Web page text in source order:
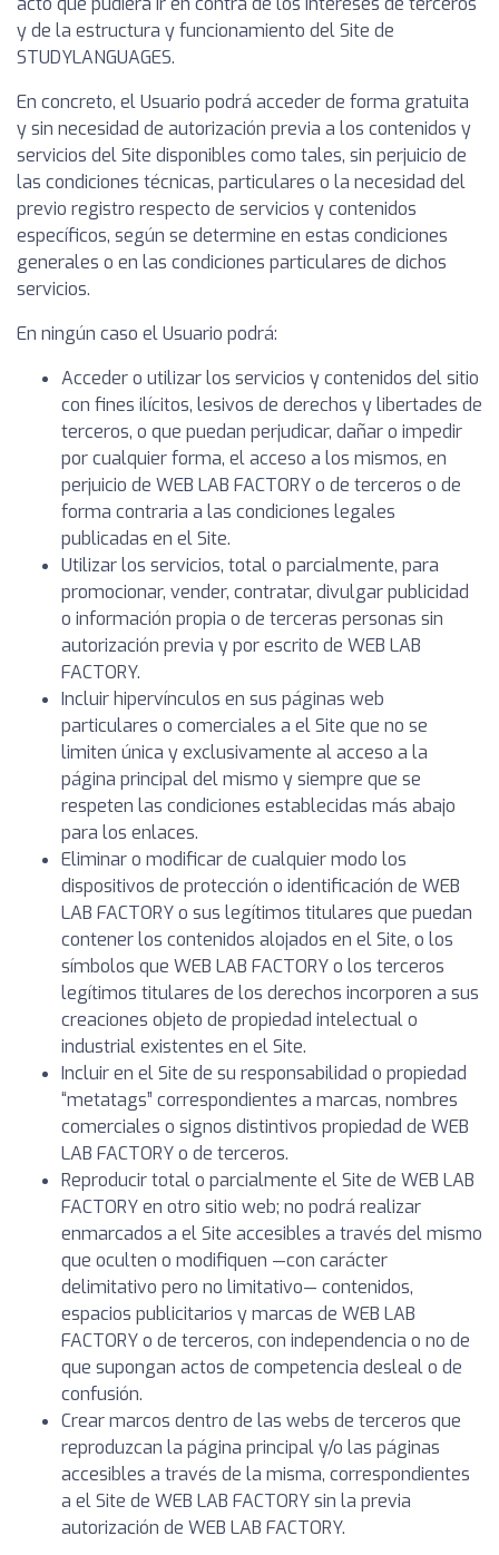
y de la estructura y funcionamiento del Site de
STUDYLANGUAGES.
En concreto, el Usuario podrá acceder de forma gratuita
y sin necesidad de autorización previa a los contenidos y
servicios del Site disponibles como tales, sin perjuicio de
las condiciones técnicas, particulares o la necesidad del
previo registro respecto de servicios y contenidos
específicos, según se determine en estas condiciones
generales o en las condiciones particulares de dichos
servicios.
En ningún caso el Usuario podrá:
Acceder o utilizar los servicios y contenidos del sitio
con fines ilícitos, lesivos de derechos y libertades de
terceros, o que puedan perjudicar, dañar o impedir
por cualquier forma, el acceso a los mismos, en
perjuicio de WEB LAB FACTORY o de terceros o de
forma contraria a las condiciones legales
publicadas en el Site.
Utilizar los servicios, total o parcialmente, para
promocionar, vender, contratar, divulgar publicidad
o información propia o de terceras personas sin
autorización previa y por escrito de WEB LAB
FACTORY.
Incluir hipervínculos en sus páginas web
particulares o comerciales a el Site que no se
limiten única y exclusivamente al acceso a la
página principal del mismo y siempre que se
respeten las condiciones establecidas más abajo
para los enlaces.
Eliminar o modificar de cualquier modo los
dispositivos de protección o identificación de WEB
LAB FACTORY o sus legítimos titulares que puedan
contener los contenidos alojados en el Site, o los
símbolos que WEB LAB FACTORY o los terceros
legítimos titulares de los derechos incorporen a sus
creaciones objeto de propiedad intelectual o
industrial existentes en el Site.
Incluir en el Site de su responsabilidad o propiedad
“metatags” correspondientes a marcas, nombres
comerciales o signos distintivos propiedad de WEB
LAB FACTORY o de terceros.
Reproducir total o parcialmente el Site de WEB LAB
FACTORY en otro sitio web; no podrá realizar
enmarcados a el Site accesibles a través del mismo
que oculten o modifiquen —con carácter
delimitativo pero no limitativo— contenidos,
espacios publicitarios y marcas de WEB LAB
FACTORY o de terceros, con independencia o no de
que supongan actos de competencia desleal o de
confusión.
Crear marcos dentro de las webs de terceros que
reproduzcan la página principal y/o las páginas
accesibles a través de la misma, correspondientes
a el Site de WEB LAB FACTORY sin la previa
autorización de WEB LAB FACTORY.